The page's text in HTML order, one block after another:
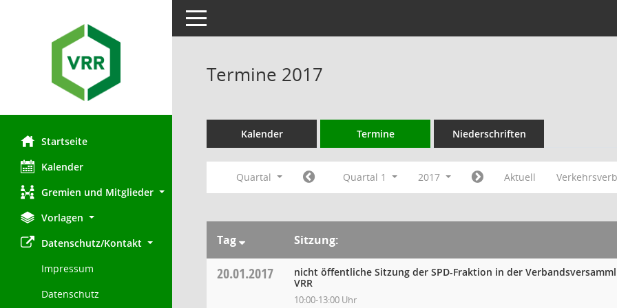
Startseite
Kalender
Gremien und Mitglieder
Vorlagen
Datenschutz/Kontakt
Impressum
Datenschutz
Toggle navigation
Termine 2017
Kalender Termine Niederschriften
Quartal Quartal 1 2017 Aktuell
Tag Sitzung:
20.01.2017
nicht öffentliche Sitzung der SPD-Fraktion in der
VRR
10:00-13:00 Uhr